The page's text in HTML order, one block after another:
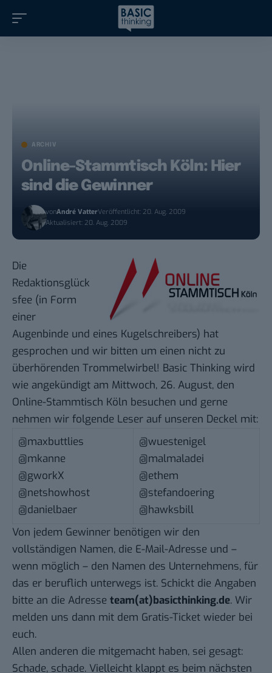
ARCHIV
Online-Stammtisch Köln: Hier
sind die Gewinner
vonAndré VatterVeröffentlicht: 20. Aug. 2009
Aktualisiert: 20. Aug. 2009
Die
Redaktionsglück
sfee (in Form
einer
Augenbinde und eines Kugelschreibers) hat
gesprochen und wir bitten um einen nicht zu
überhörenden Trommelwirbel! Basic Thinking wird
wie angekündigt am Mittwoch, 26. August, den
Online-Stammtisch Köln besuchen und gerne
nehmen wir folgende Leser auf unseren Deckel mit:
@maxbuttlies
@mkanne
@gworkX
@netshowhost
@danielbaer
@wuestenigel
@malmaladei
@ethem
@stefandoering
@hawksbill
Von jedem Gewinner benötigen wir den
vollständigen Namen, die E-Mail-Adresse und –
wenn möglich – den Namen des Unternehmens, für
das er beruflich unterwegs ist. Schickt die Angaben
bitte an die Adresse team(at)basicthinking.de. Wir
melden uns dann mit dem Gratis-Ticket wieder bei
euch.
Allen anderen die mitgemacht haben, sei gesagt:
Schade, schade. Vielleicht klappt es beim nächsten